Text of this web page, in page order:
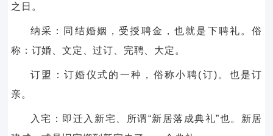
之日。
纳采：同结婚姻，受授聘金，也就是下聘礼。俗
称：订婚、文定、过订、完聘、大定。
订盟：订婚仪式的一种，俗称小聘(订)。也是订
亲。
入宅：即迁入新宅、所谓“新居落成典礼”也。新居